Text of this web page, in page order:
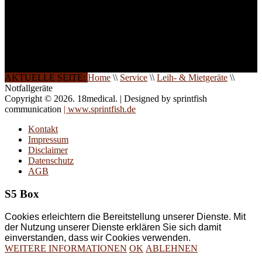
AKTUELLE SEITE: Home \\ Service \\ Leih- & Mietgeräte \\
Notfallgeräte
Copyright © 2026. 18medical. | Designed by sprintfish
communication | www.sprintfish.de
Kontakt
Impressum
Disclaimer
Datenschutz
AGB
S5 Box
Cookies erleichtern die Bereitstellung unserer Dienste. Mit
der Nutzung unserer Dienste erklären Sie sich damit
einverstanden, dass wir Cookies verwenden.
WEITERE INFORMATIONEN OK ABLEHNEN